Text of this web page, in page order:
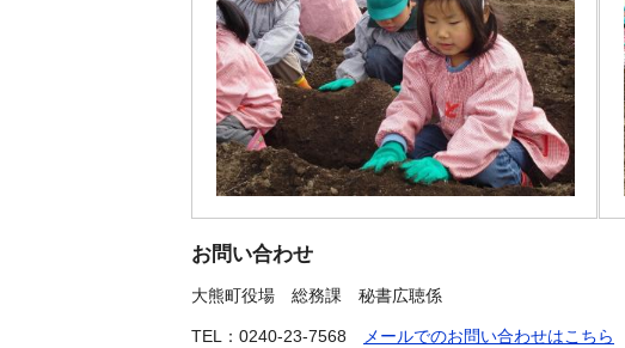
お問い合わせ
大熊町役場 総務課 秘書広聴係
TEL：0240-23-7568 メールでのお問い合わせはこちら